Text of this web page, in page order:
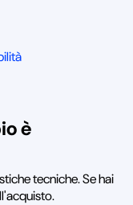
è
tecniche. Se hai